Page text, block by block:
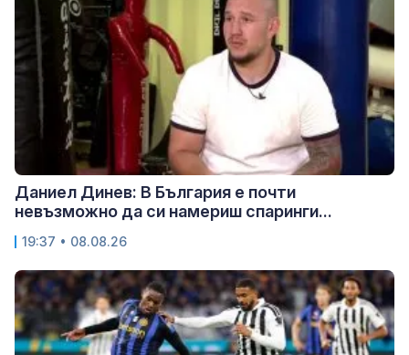
Даниел Динев: В България е почти
невъзможно да си намериш спаринги...
19:37 • 08.08.26